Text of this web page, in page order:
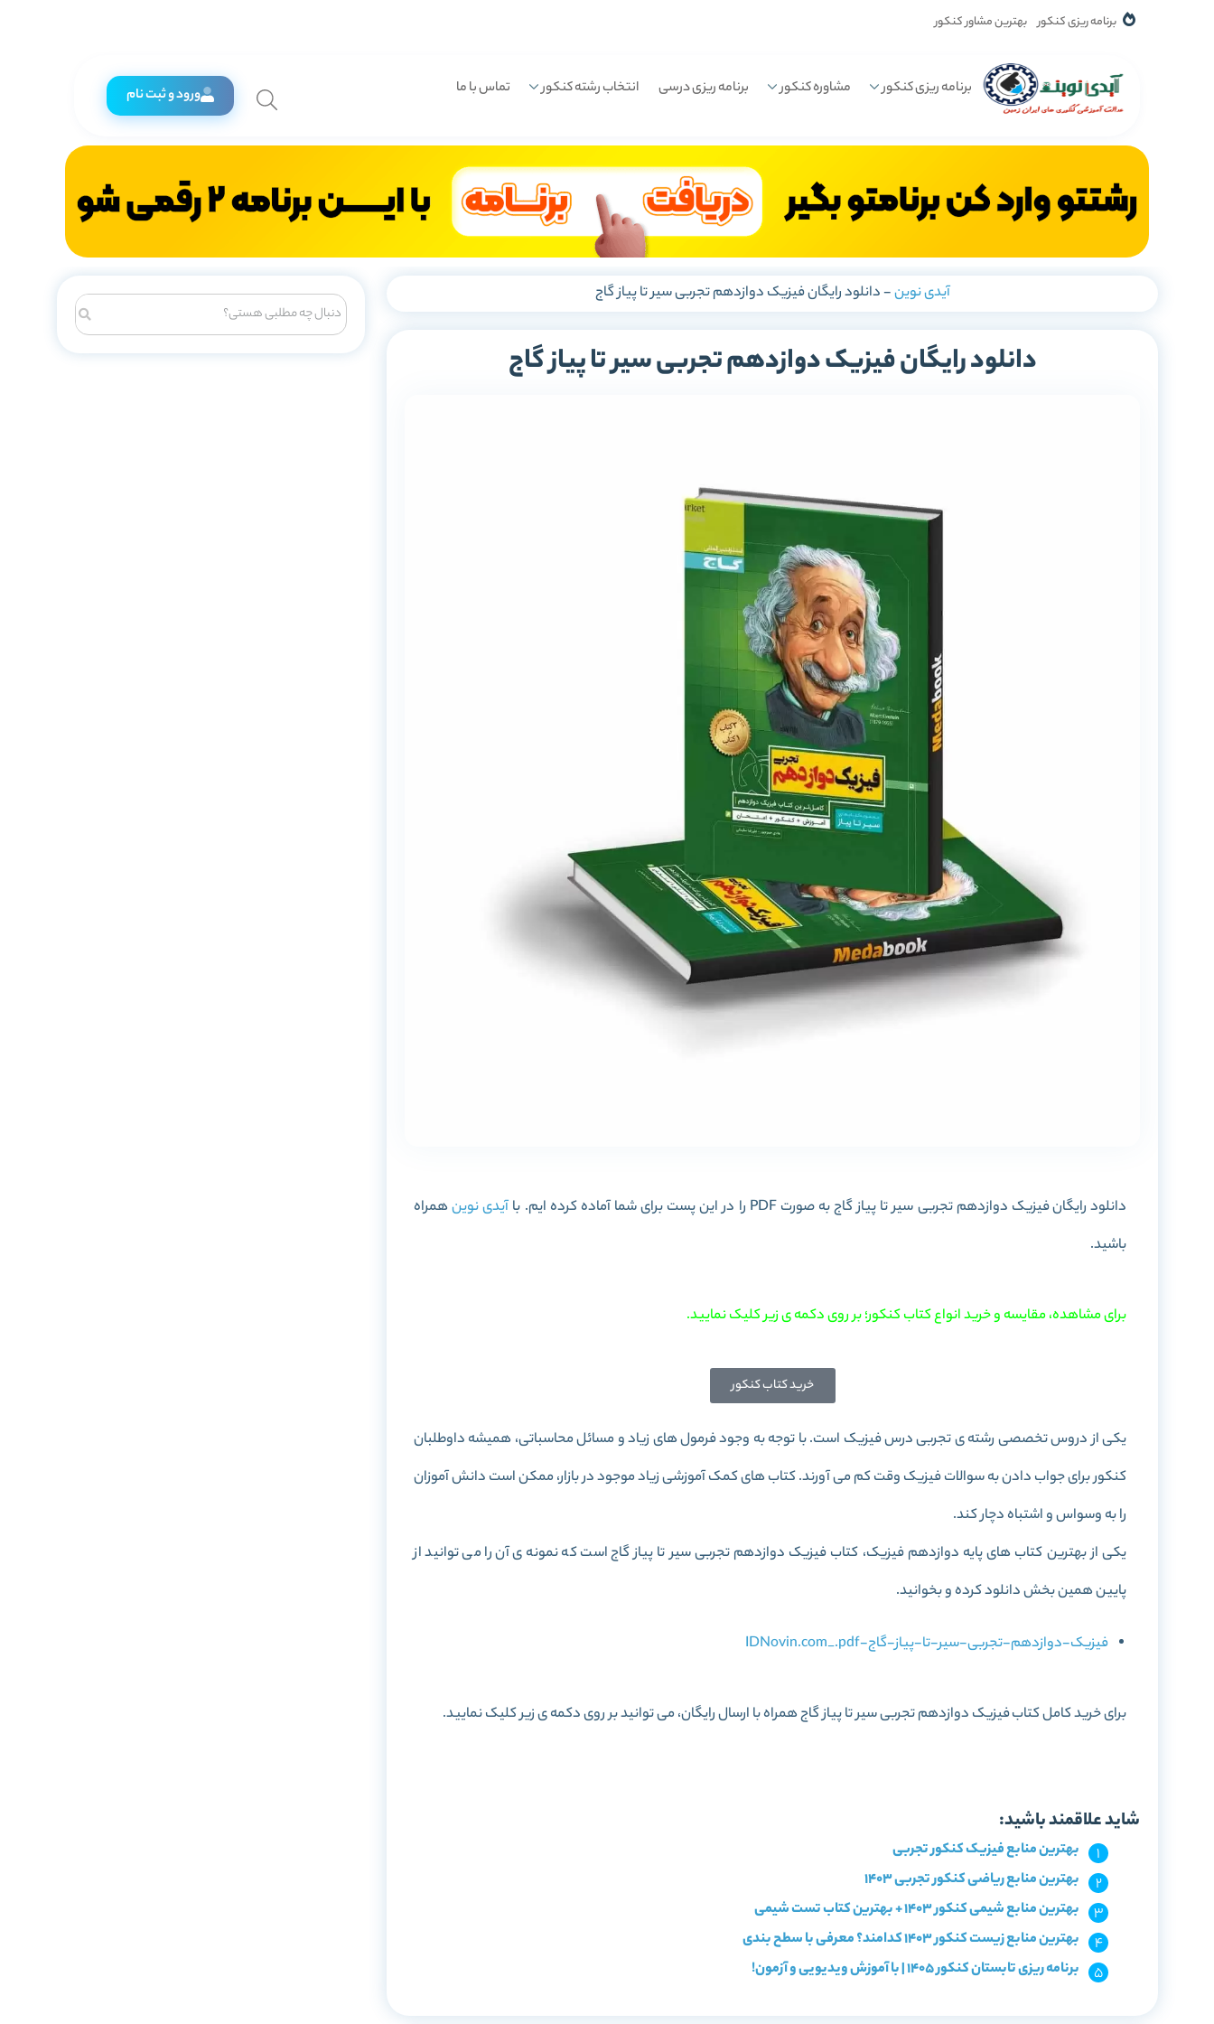
برنامه ریزی کنکور بهترین مشاور کنکور
برنامه ریزی کنکور مشاوره کنکور برنامه ریزی درسی انتخاب رشته کنکور تماس با ما ورود و ثبت نام
آیدی نوین-دانلود رایگان فیزیک دوازدهم تجربی سیر تا پیاز گاج
دانلود رایگان فیزیک دوازدهم تجربی سیر تا پیاز گاج
دانلود رایگانفیزیک دوازدهم تجربی سیر تا پیاز گاجبه صورت PDF را در این پست برای شما آماده کرده ایم. با آیدی نوینهمراه
باشید.
برای مشاهده، مقایسه و خرید انواع کتاب کنکور؛ بر روی دکمه ی زیر کلیک نمایید.
خرید کتاب کنکور
یکی از دروس تخصصی رشته ی تجربی درس فیزیک است. با توجه به وجود فرمول های زیاد و مسائل محاسباتی، همیشه داوطلبان
کنکور برای جواب دادن به سوالات فیزیک وقت کم می آورند. کتاب های کمک آموزشی زیاد موجود در بازار، ممکن است دانش آموزان
را به وسواس و اشتباه دچار کند.
یکی از بهترین کتاب های پایه دوازدهم فیزیک، کتاب فیزیک دوازدهم تجربی سیر تا پیاز گاجاست که نمونه ی آن را می توانید از
پایین همین بخش دانلود کرده و بخوانید.
فیزیک-دوازدهم-تجربی-سیر-تا-پیاز-گاج-IDNovin.com_.pdf
برای خرید کامل کتابفیزیک دوازدهم تجربی سیر تا پیاز گاجهمراه با ارسال رایگان، می توانید بر روی دکمه ی زیر کلیک نمایید.
شاید علاقمند باشید:
بهترین منابع فیزیک کنکور تجربی
بهترین منابع ریاضی کنکور تجربی 1403
بهترین منابع شیمی کنکور 1403 + بهترین کتاب تست شیمی
بهترین منابع زیست کنکور 1403 کدامند؟ معرفی با سطح بندی
برنامه ریزی تابستان کنکور 1405 | با آموزش ویدیویی و آزمون!